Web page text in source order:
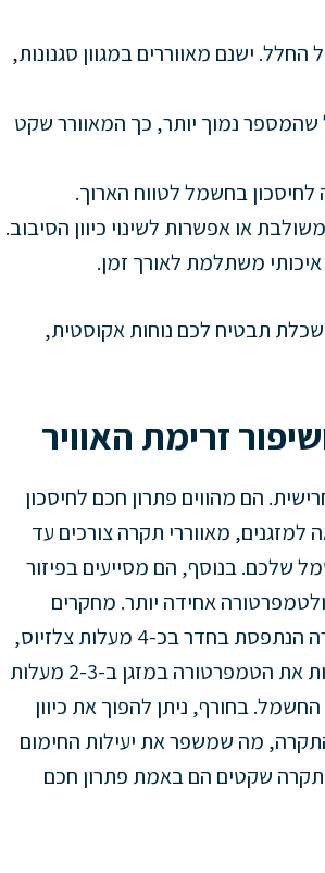
ישנם מאווררים במגוון סגנונות,
נמוך יותר, כך המאוורר שקט
לחיסכון בחשמל לטווח הארוך.
או אפשרות לשינוי כיוון הסיבוב.
משתלמת לאורך זמן.
תבטיח לכם נוחות אקוסטית,
זרימת האוויר
הם מהווים פתרון חכם לחיסכון
למזגנים, מאווררי תקרה צורכים עד
שלכם. בנוסף, הם מסייעים בפיזור
אחידה יותר. מחקרים
מראים כי שימוש במאוורר תקרה יכול להוריד את הטמפרטורה הנתפסת בחדר בכ-4 מעלות צלזיוס,
מבלי לשנות את הטמפרטורה בפועל. זה מאפשר לכם להעלות את הטמפרטורה במזגן ב-2-3 מעלות
בחורף, ניתן להפוך את כיוון
מה שמשפר את יעילות החימום
תקרה שקטים הם באמת פתרון חכם